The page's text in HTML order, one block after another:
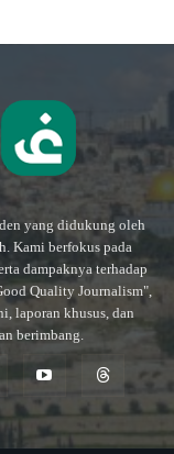
yang didukung oleh
Kami berfokus pada
dampaknya terhadap
Quality Journalism",
laporan khusus, dan
berimbang.